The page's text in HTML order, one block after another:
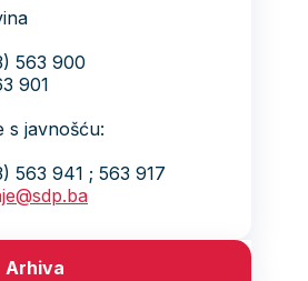
563 900
901
s javnošću:
563 941 ; 563 917
Arhiva